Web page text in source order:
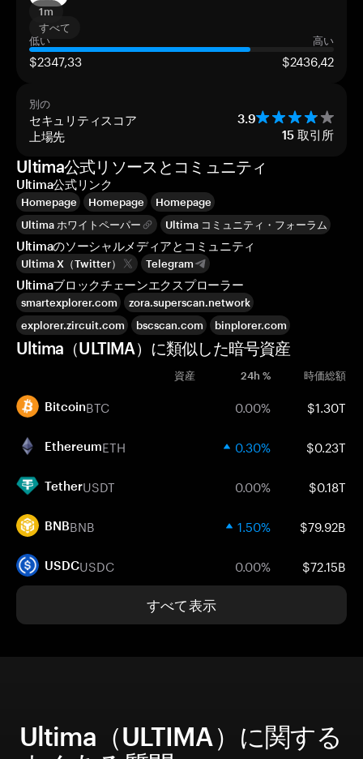
1m
すべて
低い
高い
$2347,33 $2436,42
別の
セキュリティスコア 3.9
上場先 15 取引所
Ultima公式リソースとコミュニティ
Ultima公式リンク
Homepage Homepage
Homepage
Ultima ホワイトペーパー
Ultima コミュニティ・フォーラム
Ultimaのソーシャルメディアとコミュニティ
Ultima X（Twitter） Telegram
Ultimaブロックチェーンエクスプローラー
smartexplorer.com
zora.superscan.network
explorer.zircuit.com
bscscan.com binplorer.com
Ultima（ULTIMA）に類似した暗号資産
資産 24h % 時価総額
BitcoinBTC 0.00% $1.30T
EthereumETH 0.30% $0.23T
TetherUSDT 0.00% $0.18T
BNBBNB 1.50% $79.92B
USDCUSDC 0.00% $72.15B
すべて表示
Ultima（ULTIMA）に関する